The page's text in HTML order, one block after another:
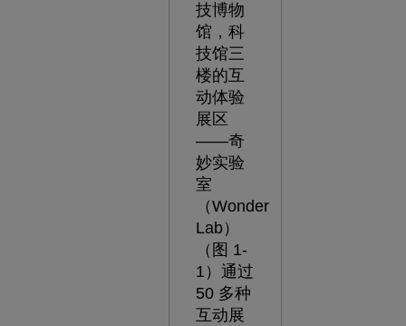
技博物
馆，科
技馆三
楼的互
动体验
展区
——奇
妙实验
室
（Wonder
Lab）
（图 1-
1）通过
50 多种
互动展